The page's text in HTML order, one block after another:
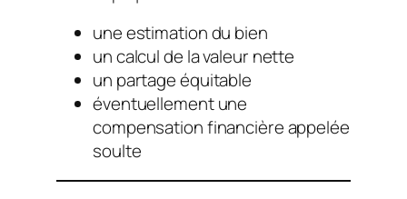
une estimation du bien
un calcul de la valeur nette
un partage équitable
éventuellement une
compensation financière appelée
soulte